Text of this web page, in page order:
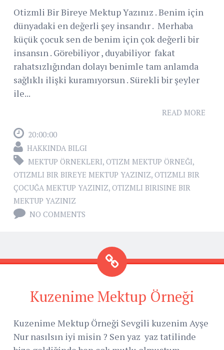
Otizmli Bir Bireye Mektup Yazınız . Benim için
dünyadaki en değerli şey insandır . Merhaba
küçük çocuk sen de benim için çok değerli bir
insansın . Görebiliyor , duyabiliyor fakat
rahatsızlığından dolayı benimle tam anlamda
sağlıklı ilişki kuramıyorsun . Sürekli bir şeyler
ile...
READ MORE
20:00:00
HAKKINDA BILGI
MEKTUP ÖRNEKLERI, OTIZM MEKTUP ÖRNEĞI,
OTIZMLI BIR BIREYE MEKTUP YAZINIZ, OTIZMLI BIR
ÇOCUĞA MEKTUP YAZINIZ, OTIZMLI BIRISINE BIR
MEKTUP YAZINIZ
NO COMMENTS
Kuzenime Mektup Örneği
Kuzenime Mektup Örneği Sevgili kuzenim Ayşe
Nur nasılsın iyi misin ? Sen yaz yaz tatilinde